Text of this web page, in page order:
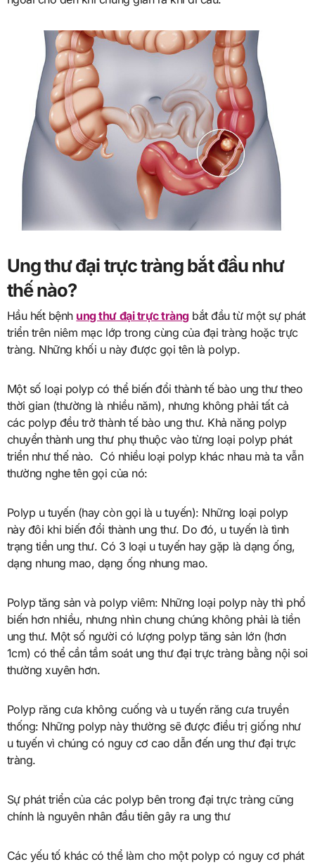
Ung thư đại trực tràng bắt đầu như
thế nào?
Hầu hết bệnh ung thư đại trực tràngbắt đầu từ một sự phát
triển trên niêm mạc lớp trong cùng của đại tràng hoặc trực
tràng. Những khối u này được gọi tên là polyp.
Một số loại polyp có thể biến đổi thành tế bào ung thư theo
thời gian (thường là nhiều năm), nhưng không phải tất cả
các polyp đều trở thành tế bào ung thư. Khả năng polyp
chuyển thành ung thư phụ thuộc vào từng loại polyp phát
triển như thế nào. Có nhiều loại polyp khác nhau mà ta vẫn
thường nghe tên gọi của nó:
Polyp u tuyến (hay còn gọi là u tuyến): Những loại polyp
này đôi khi biến đổi thành ung thư. Do đó, u tuyến là tình
trạng tiền ung thư. Có 3 loại u tuyến hay gặp là dạng ống,
dạng nhung mao, dạng ống nhung mao.
Polyp tăng sản và polyp viêm: Những loại polyp này thì phổ
biến hơn nhiều, nhưng nhìn chung chúng không phải là tiền
ung thư. Một số người có lượng polyp tăng sản lớn (hơn
1cm) có thể cần tầm soát ung thư đại trực tràng bằng nội soi
thường xuyên hơn.
Polyp răng cưa không cuống và u tuyến răng cưa truyền
thống: Những polyp này thường sẽ được điều trị giống như
u tuyến vì chúng có nguy cơ cao dẫn đến ung thư đại trực
tràng.
Sự phát triển của các polyp bên trong đại trực tràng cũng
chính là nguyên nhân đầu tiên gây ra ung thư
Các yếu tố khác có thể làm cho một polyp có nguy cơ phát